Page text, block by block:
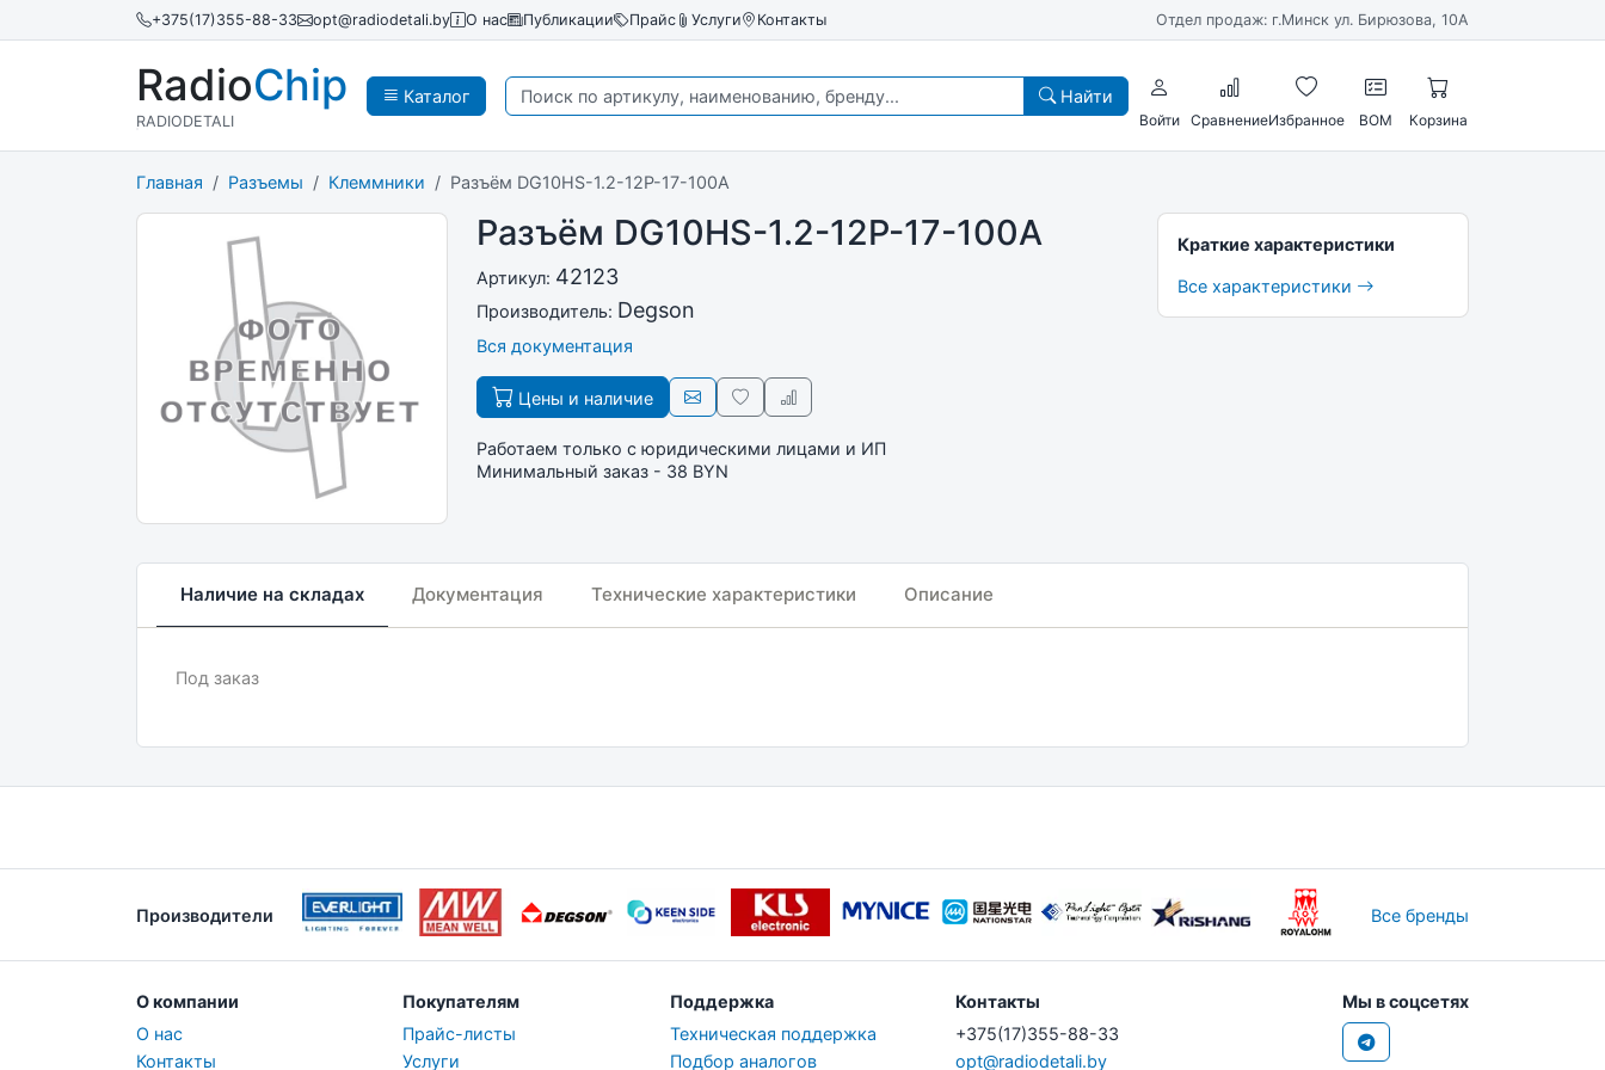
+375(17)355-88-33 opt@radiodetali.by О нас Публикации Прайс Услуги Контакты Отдел продаж: г.Минск ул. Бирюзова, 10А
Каталог
RadioChip
RADIODETALI
Найти
Войти СравнениеИзбранное BOM Корзина
Главная Разъемы Клеммники Разъём DG10HS-1.2-12P-17-100A
Разъём DG10HS-1.2-12P-17-100A
Артикул: 42123
Производитель: Degson
Вся документация
Цены и наличие
Работаем только с юридическими лицами и ИП
Минимальный заказ - 38 BYN
Краткие характеристики
Все характеристики
Наличие на складах Документация Технические характеристики Описание
Под заказ
Производители Все бренды
О компании
О нас
Контакты
Покупателям
Прайс-листы
Услуги
Поддержка
Техническая поддержка
Подбор аналогов
Контакты
+375(17)355-88-33
opt@radiodetali.by
Мы в соцсетях